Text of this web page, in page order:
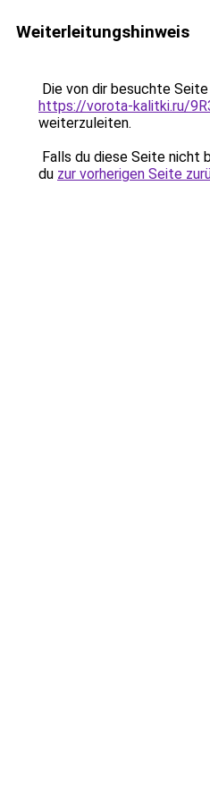
Weiterleitungshinweis
Die von dir besuchte
https://vorota-kalitki.ru/
weiterzuleiten.
Falls du diese Seite nicht
du zur vorherigen Seite